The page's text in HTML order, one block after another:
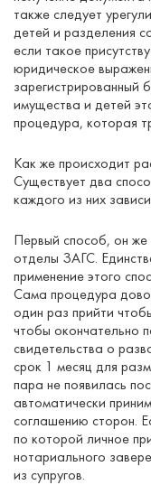
также следует
детей и разделения
если такое
юридическое
зарегистрированный
имущества и детей
процедура, которая
Как же происходит
Существует два
каждого из них
Первый способ, он
отделы ЗАГС.
применение этого
Сама процедура
один раз прийти
чтобы окончательно
свидетельства о
срок 1 месяц для
пара не появилась
автоматически
соглашению сторон.
по которой личное
нотариального
из супругов.